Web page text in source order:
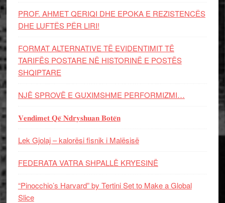
PROF. AHMET QERIQI DHE EPOKA E REZISTENCЁS
DHE LUFTЁS PЁR LIRI!
FORMAT ALTERNATIVE TË EVIDENTIMIT TË
TARIFËS POSTARE NË HISTORINË E POSTËS
SHQIPTARE
NJË SPROVË E GUXIMSHME PERFORMIZMI…
𝐕𝐞𝐧𝐝𝐢𝐦𝐞𝐭 𝐐𝐞̈ 𝐍𝐝𝐫𝐲𝐬𝐡𝐮𝐚𝐧 𝐁𝐨𝐭𝐞̈𝐧
Lek Gjolaj – kalorësi fisnik i Malësisë
FEDERATA VATRA SHPALLË KRYESINË
“Pinocchio’s Harvard” by Tertini Set to Make a Global
Slice